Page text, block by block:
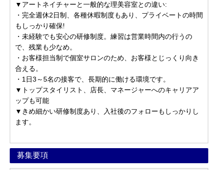
▼アートネイチャーと一般的な理美容室との違い:
・完全週休2日制、各種休暇制度もあり、プライベートの時間
もしっかり確保!
・未経験でも安心の研修制度。練習は営業時間内の行うの
で、残業も少なめ。
・お客様担当制で個室サロンのため、お客様とじっくり向き
合える。
・1日3～5名の接客で、長期的に働ける環境です。
▼トップスタイリスト、店長、マネージャーへのキャリアア
ップも可能
▼きめ細かい研修制度あり、入社後のフォローもしっかりし
ます。
募集要項